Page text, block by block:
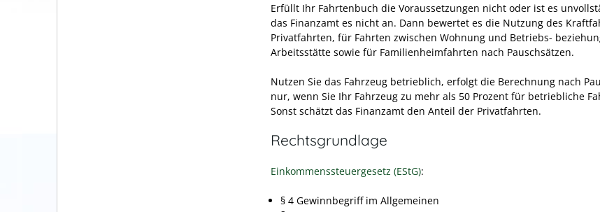
Erfüllt Ihr Fahrtenbuch die Voraussetzungen nicht oder ist es
das Finanzamt es nicht an. Dann bewertet es die Nutzung des
Privatfahrten, für Fahrten zwischen Wohnung und Betriebs-
Arbeitsstätte sowie für Familienheimfahrten nach Pauschsätzen.
Nutzen Sie das Fahrzeug betrieblich, erfolgt die Berechnung nach
nur, wenn Sie Ihr Fahrzeug zu mehr als 50 Prozent für betriebliche
Sonst schätzt das Finanzamt den Anteil der Privatfahrten.
Rechtsgrundlage
Einkommenssteuergesetz (EStG):
§ 4 Gewinnbegriff im Allgemeinen